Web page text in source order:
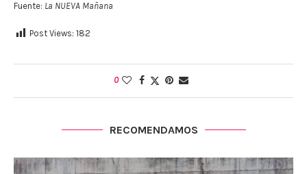
Fuente: La NUEVA Mañana
Post Views: 182
0
RECOMENDAMOS